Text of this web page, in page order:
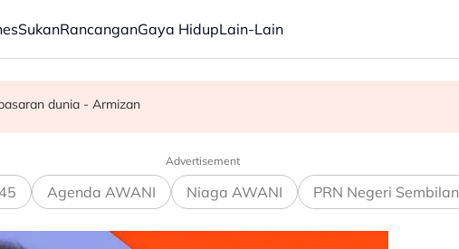
SukanRancanganGaya HidupLain-Lain
cuti dunia - Armizan
AJ Styles, Brock Lesnar
Advertisement
Agenda AWANI Niaga AWANI PRN Negeri Sembilan